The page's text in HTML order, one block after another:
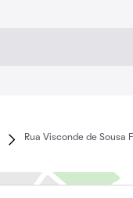
Rua Visconde de Sousa